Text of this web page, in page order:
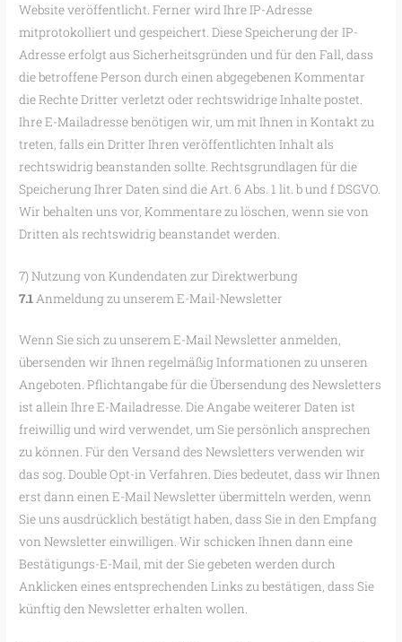
Website veröffentlicht. Ferner wird Ihre IP-Adresse
mitprotokolliert und gespeichert. Diese Speicherung der IP-
Adresse erfolgt aus Sicherheitsgründen und für den Fall, dass
die betroffene Person durch einen abgegebenen Kommentar
die Rechte Dritter verletzt oder rechtswidrige Inhalte postet.
Ihre E-Mailadresse benötigen wir, um mit Ihnen in Kontakt zu
treten, falls ein Dritter Ihren veröffentlichten Inhalt als
rechtswidrig beanstanden sollte. Rechtsgrundlagen für die
Speicherung Ihrer Daten sind die Art. 6 Abs. 1 lit. b und f DSGVO.
Wir behalten uns vor, Kommentare zu löschen, wenn sie von
Dritten als rechtswidrig beanstandet werden.
7) Nutzung von Kundendaten zur Direktwerbung
7.1 Anmeldung zu unserem E-Mail-Newsletter
Wenn Sie sich zu unserem E-Mail Newsletter anmelden,
übersenden wir Ihnen regelmäßig Informationen zu unseren
Angeboten. Pflichtangabe für die Übersendung des Newsletters
ist allein Ihre E-Mailadresse. Die Angabe weiterer Daten ist
freiwillig und wird verwendet, um Sie persönlich ansprechen
zu können. Für den Versand des Newsletters verwenden wir
das sog. Double Opt-in Verfahren. Dies bedeutet, dass wir Ihnen
erst dann einen E-Mail Newsletter übermitteln werden, wenn
Sie uns ausdrücklich bestätigt haben, dass Sie in den Empfang
von Newsletter einwilligen. Wir schicken Ihnen dann eine
Bestätigungs-E-Mail, mit der Sie gebeten werden durch
Anklicken eines entsprechenden Links zu bestätigen, dass Sie
künftig den Newsletter erhalten wollen.